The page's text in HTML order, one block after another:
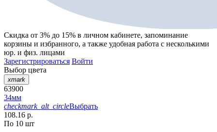
Скидка от 3% до 15% в личном кабинете, запоминание
корзины и избранного, а также удобная работа с несколькими
юр. и физ. лицами
Зарегистрироваться Войти
Выбор цвета
xmark
63900
34мм
checkmark_alt_circleВыбрать
108.16 р.
По 10 шт